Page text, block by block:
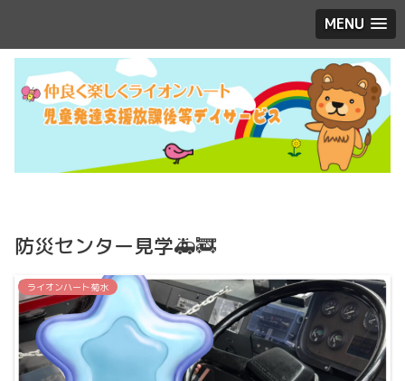
MENU
防災センター見学🚑🚒
ライオンハート菊水